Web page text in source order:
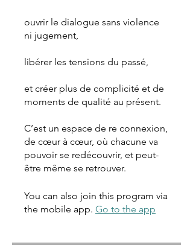
ouvrir le dialogue sans violence
ni jugement,
libérer les tensions du passé,
et créer plus de complicité et de
moments de qualité au présent.
C’est un espace de re connexion,
de cœur à cœur, où chacune va
pouvoir se redécouvrir, et peut-
être même se retrouver.
You can also join this program via
the mobile app. Go to the app